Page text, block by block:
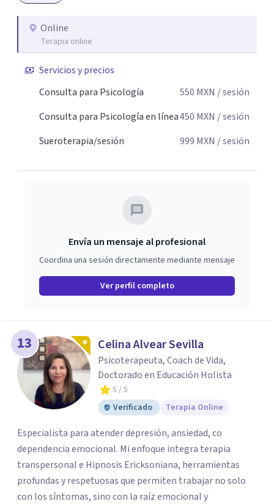
Online
Terapia online
Servicios y precios
Consulta para Psicología
550 MXN / sesión
Consulta para Psicología en línea450 MXN / sesión
Sueroterapia/sesión
999 MXN / sesión
Envía un mensaje al profesional
Coordina una sesión directamente mediante mensaje
Ver perfil completo
13 Celina Alvear Sevilla
Psicoterapeuta, Coach de Vida,
Doctorado en Educación Holista
5 / 5
Verificado
Terapia Online
Especialista para atender depresión, ansiedad, co
dependencia emocional. Mi enfoque integra terapia
transpersonal e Hipnosis Ericksoniana, herramientas
profundas y respetuosas que permiten trabajar no solo
con los síntomas, sino con la raíz emocional y